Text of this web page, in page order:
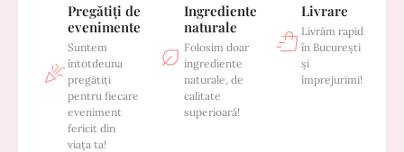
Pregătiți de
evenimente
Suntem
întotdeuna
pregătiți
pentru fiecare
eveniment
fericit din
viața ta!
Ingrediente
naturale
Folosim doar
ingrediente
naturale, de
calitate
superioară!
Livrare
Livrăm rapid
în București
și
împrejurimi!